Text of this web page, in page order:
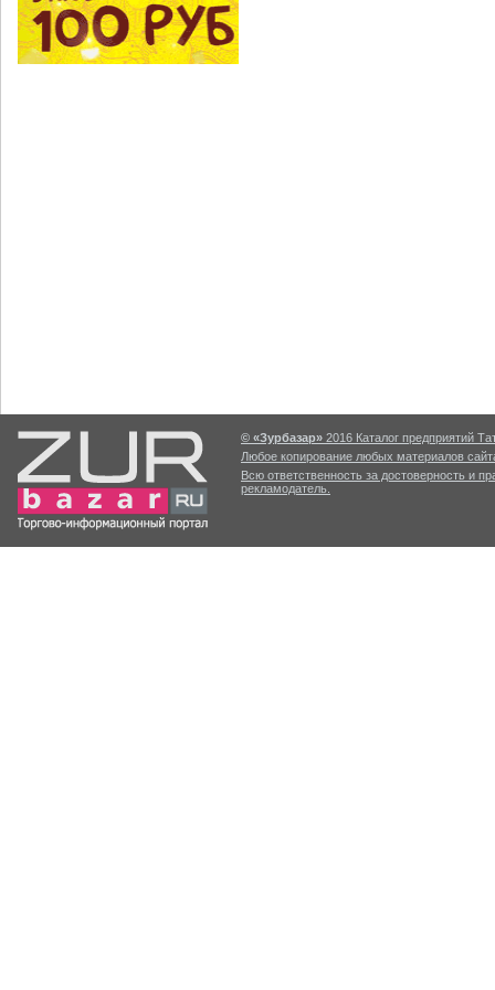
© «Зурбазар» 2016 Каталог предприятий
Любое копирование любых материалов
Всю ответственность за достоверность и
рекламодатель.